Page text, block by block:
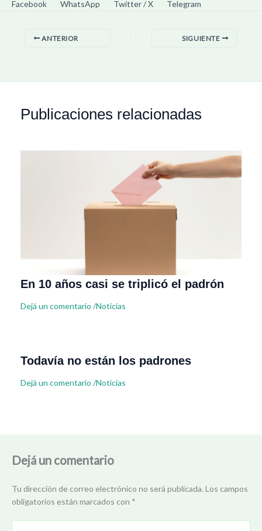
Facebook WhatsApp Twitter / X Telegram
ANTERIOR SIGUIENTE
Publicaciones relacionadas
En 10 años casi se triplicó el padrón
Dejá un comentario /Noticias
Todavía no están los padrones
Dejá un comentario /Noticias
Dejá un comentario
Tu dirección de correo electrónico no será publicada. Los campos
obligatorios están marcados con *